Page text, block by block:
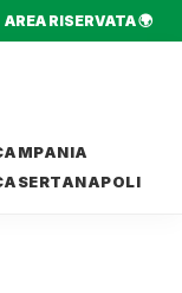
AREA RISERVATA 🌍
NAPOLI